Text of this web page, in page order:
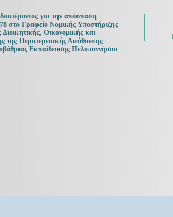
για την απόσπαση
στο Γραφείο Νομικής Υποστήριξης
Οικονομικής και
της Περιφερειακής Διεύθυνσης
Εκπαίδευσης Πελοποννήσου